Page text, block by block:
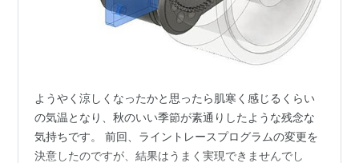
ようやく涼しくなったかと思ったら肌寒く感じるくらい
の気温となり、秋のいい季節が素通りしたような残念な
気持ちです。 前回、ライントレースプログラムの変更を
決意したのですが、結果はうまく実現できませんでし